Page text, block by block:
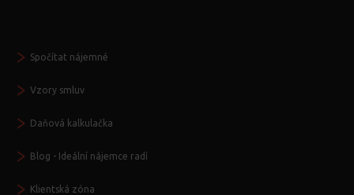
Spočítat nájemné
Vzory smluv
Daňová kalkulačka
Blog - Ideální nájemce radí
Klientská zóna